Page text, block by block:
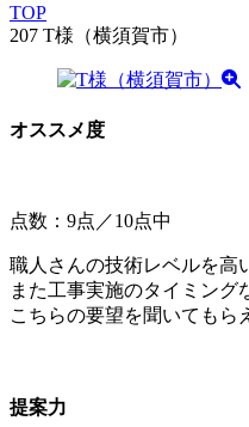
TOP
207 T様（横須賀市）
オススメ度
点数：9点／10点中
職人さんの技術レベルを高
また工事実施のタイミング
こちらの要望を聞いてもら
提案力